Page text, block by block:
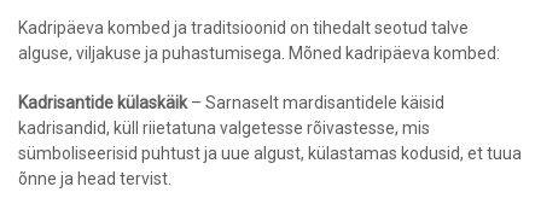
Kadripäeva kombed ja traditsioonid on tihedalt seotud talve
alguse, viljakuse ja puhastumisega. Mõned kadripäeva kombed:
Kadrisantide külaskäik – Sarnaselt mardisantidele käisid
kadrisandid, küll riietatuna valgetesse rõivastesse, mis
sümboliseerisid puhtust ja uue algust, külastamas kodusid, et tuua
õnne ja head tervist.